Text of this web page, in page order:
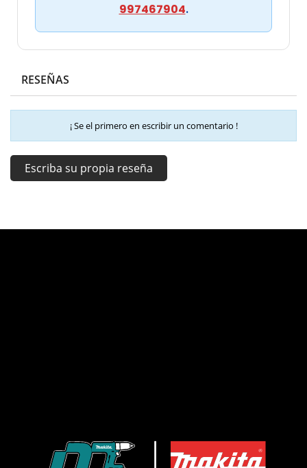
997467904.
RESEÑAS
¡ Se el primero en escribir un comentario !
Escriba su propia reseña